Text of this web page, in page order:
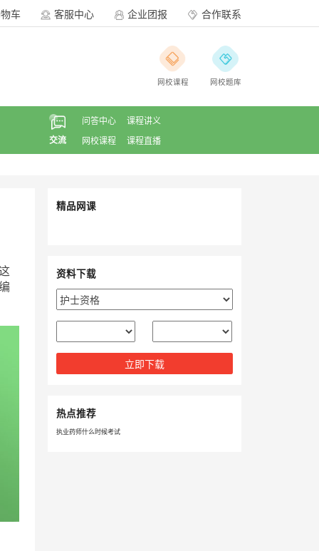
车 客服中心 企业团报 合作联系
网校课程 网校题库
交流
问答中心
网校课程
课程讲义
课程直播
精品网课
资料下载
立即下载
热点推荐
执业药师什么时候考试